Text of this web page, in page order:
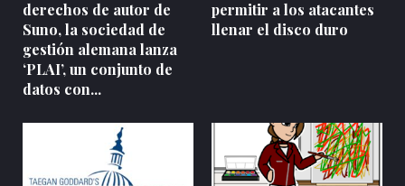
derechos de autor de
Suno, la sociedad de
gestión alemana lanza
‘PLAI’, un conjunto de
datos con...
permitir a los atacantes
llenar el disco duro